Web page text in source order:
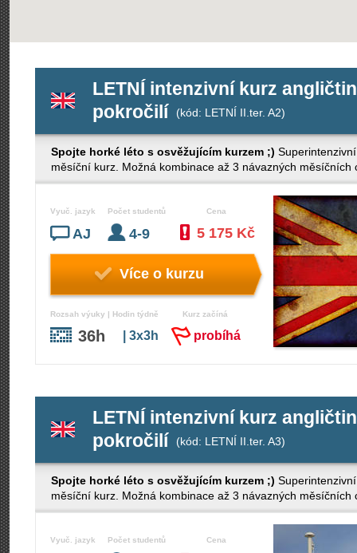
LETNÍ intenzivní kurz
pokročilí
(kód: LETNÍ II.ter. A2)
Spojte horké léto s osvěžujícím kurzem ;)
měsíční kurz. Možná kombinace až 3 návazných
Vyuč. jazyk
AJ
Počet studentů
4-9
Cena
5 175 Kč
Více o kurzu
Rozsah výuky | Hodin týdně
36h | 3x3h
Kurz začíná
probíhá
LETNÍ intenzivní kurz
pokročilí
(kód: LETNÍ II.ter. A3)
Spojte horké léto s osvěžujícím kurzem ;)
měsíční kurz. Možná kombinace až 3 návazných
Vyuč. jazyk Počet studentů Cena